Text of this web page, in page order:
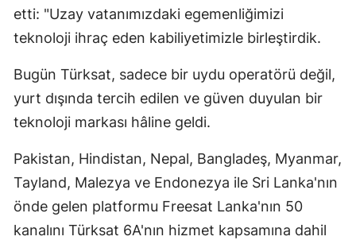
etti: "Uzay vatanımızdaki egemenliğimizi
teknoloji ihraç eden kabiliyetimizle birleştirdik.
Bugün Türksat, sadece bir uydu operatörü değil,
yurt dışında tercih edilen ve güven duyulan bir
teknoloji markası hâline geldi.
Pakistan, Hindistan, Nepal, Bangladeş, Myanmar,
Tayland, Malezya ve Endonezya ile Sri Lanka'nın
önde gelen platformu Freesat Lanka'nın 50
kanalını Türksat 6A'nın hizmet kapsamına dahil